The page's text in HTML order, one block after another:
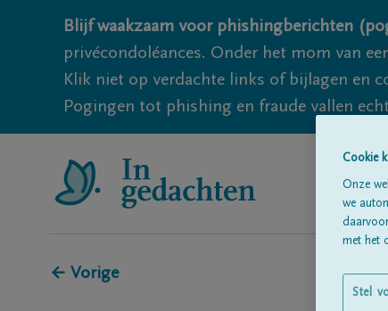
Blijf waakzaam voor phishingberichten
privécondoléances. Onder het mom van
Klik niet op verdachte links of bijlagen en
Pogingen tot phishing en fraude vallen
← Vorige
Cookie
Onze
we
met het
Stel